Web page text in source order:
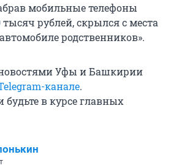
мобильные телефоны
рублей, скрылся с места
родственников».
Уфы и Башкирии
канале.
в курсе главных